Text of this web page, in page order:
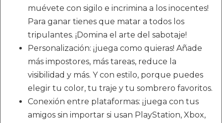
muévete con sigilo e incrimina a los inocentes!
Para ganar tienes que matar a todos los
tripulantes. ¡Domina el arte del sabotaje!
Personalización: ¡juega como quieras! Añade
más impostores, más tareas, reduce la
visibilidad y más. Y con estilo, porque puedes
elegir tu color, tu traje y tu sombrero favoritos.
Conexión entre plataformas: ¡juega con tus
amigos sin importar si usan PlayStation, Xbox,